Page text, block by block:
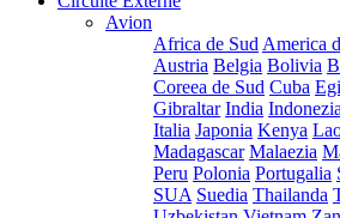
Avion
Africa de Sud America
Austria Belgia Bolivia
Coreea de Sud Cuba
Gibraltar India Indonezia
Italia Japonia Kenya
Madagascar Malaezia
Peru Polonia Portugalia
SUA Suedia Thailanda